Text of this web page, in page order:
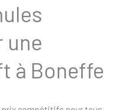
une
à Boneffe